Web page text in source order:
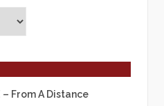
From A Distance